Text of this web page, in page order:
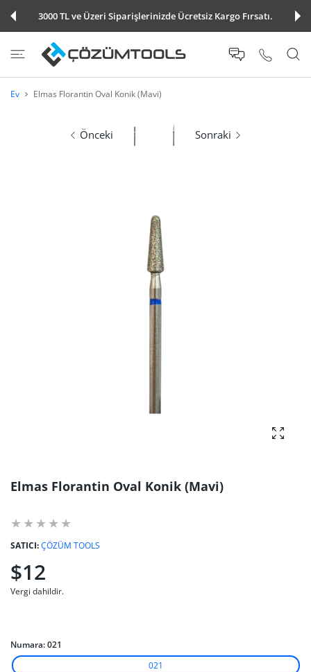
ATLA 3000 TL ve Üzeri Siparişlerinizde Ücretsiz Kargo Fırsatı.
Ev Elmas Florantin Oval Konik (Mavi)
Önceki Sonraki
Elmas Florantin Oval Konik (Mavi)
SATICI:ÇÖZÜM TOOLS
$12
Vergi dahildir.
Numara:021
021